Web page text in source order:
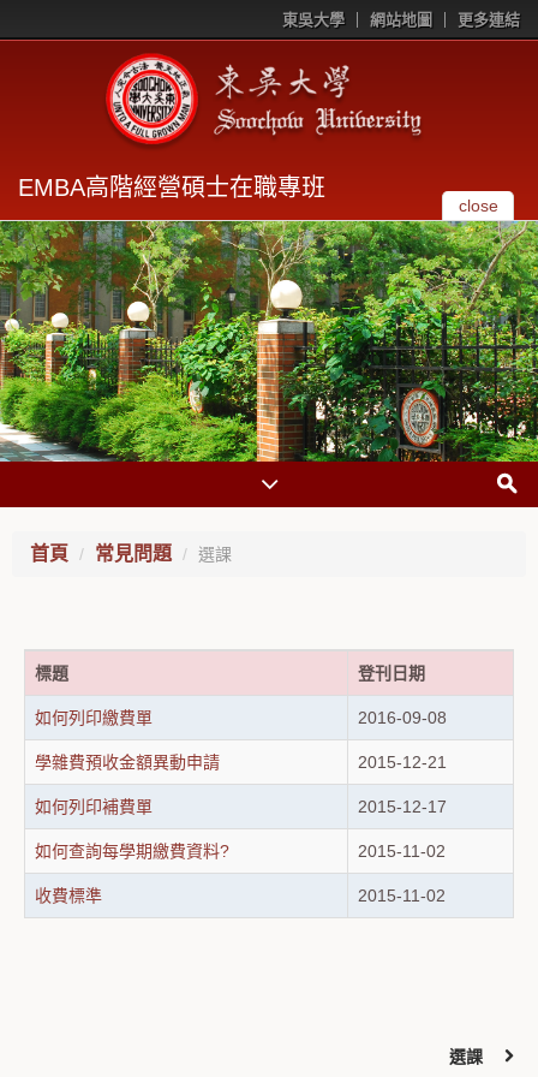
東吳大學 網站地圖 更多連結
EMBA高階經營碩士在職專班
close
首頁 常見問題 選課
標題 登刊日期
如何列印繳費單 2016-09-08
學雜費預收金額異動申請 2015-12-21
如何列印補費單 2015-12-17
如何查詢每學期繳費資料? 2015-11-02
收費標準 2015-11-02
選課